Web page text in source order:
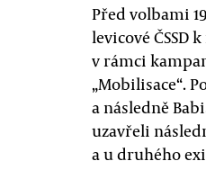
Před volbami
levicové ČSSD
v rámci
„Mobilisace“.
a následně
uzavřeli
a u druhého